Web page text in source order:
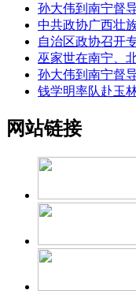
孙大伟到南宁督
中共政协广西壮
自治区政协召开
巫家世在南宁、
孙大伟到南宁督
钱学明率队赴玉
网站链接